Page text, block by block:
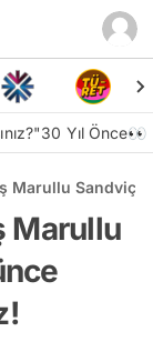
30 Yıl Önce👀
Marullu
Marullu